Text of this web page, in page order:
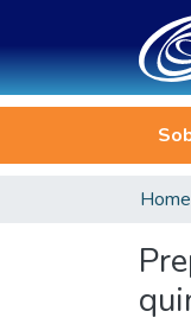
Home